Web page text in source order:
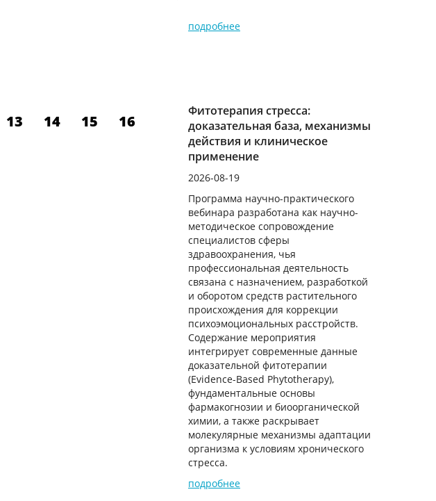
13 14 15
16
подробнее
Фитотерапия стресса:
доказательная база, механизмы
действия и клиническое
применение
2026-08-19
Программа научно-практического
вебинара разработана как научно-
методическое сопровождение
специалистов сферы
здравоохранения, чья
профессиональная деятельность
связана с назначением, разработкой
и оборотом средств растительного
происхождения для коррекции
психоэмоциональных расстройств.
Содержание мероприятия
интегрирует современные данные
доказательной фитотерапии
(Evidence-Based Phytotherapy),
фундаментальные основы
фармакогнозии и биоорганической
химии, а также раскрывает
молекулярные механизмы адаптации
организма к условиям хронического
стресса.
подробнее